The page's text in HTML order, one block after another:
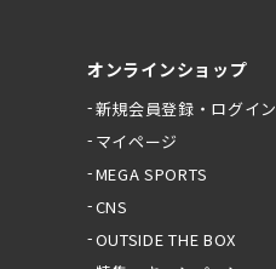
オンラインショップ
新規会員登録・ログイン
マイページ
MEGA SPORTS
CNS
OUTSIDE THE BOX